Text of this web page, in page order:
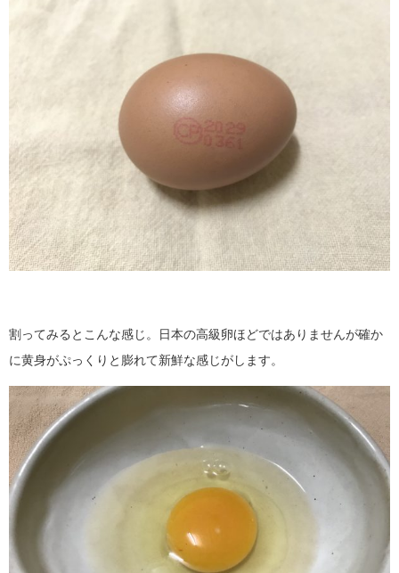
割ってみるとこんな感じ。日本の高級卵ほどではありませんが確か
に黄身がぷっくりと膨れて新鮮な感じがします。